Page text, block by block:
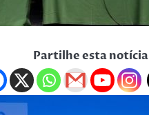
Partilhe esta notícia